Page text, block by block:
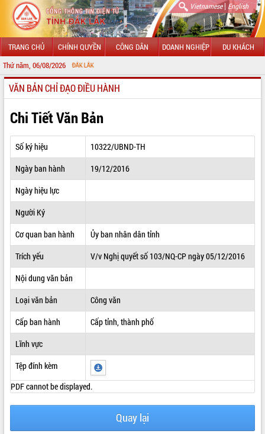
Vietnamese| English
TRANG CHỦ CHÍNH QUYỀN CÔNG DÂN DOANH NGHIỆP DU KHÁCH
Thứ năm, 06/08/2026
GIỚI THIỆU
LÃNH ĐẠO UBND TỈNH
TIN TỨC SỰ KIỆN
SỞ, BAN, NGÀNH
THÔNG TIN CHỈ ĐẠO ĐIỀU HÀNH
HỆ THỐNG VĂN BẢN
VĂN BẢN HĐND TỈNH
ĐIỂM TIN VĂN BẢN
QUY HOẠCH - KẾ HOẠCH
VĂN BẢN CHỈ ĐẠO ĐIỀU HÀNH
Chi Tiết Văn Bản
Số ký hiệu
10322/UBND-TH
Ngày ban hành
19/12/2016
Ngày hiệu lực
Người Ký
Cơ quan ban hành
Ủy ban nhân dân tỉnh
Trích yếu
V/v Nghị quyết số 103/NQ-CP ngày 05/12/2016
Nội dung văn bản
Loại văn bản
Công văn
Cấp ban hành
Cấp tỉnh, thành phố
Lĩnh vực
Tệp đính kèm
PDF cannot be displayed.
Quay lại